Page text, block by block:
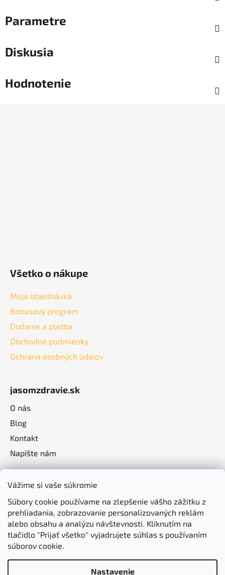
Vážime si vaše súkromie
Súbory cookie používame na zlepšenie vášho zážitku z
prehliadania, zobrazovanie personalizovaných reklám
alebo obsahu a analýzu návštevnosti. Kliknutím na
tlačidlo "Prijať všetko" vyjadrujete súhlas s používaním
súborov cookie.
Nastavenie
Parametre
Diskusia
Hodnotenie
Všetko o nákupe
Moja objednávka
Bonusový program
Dodanie a platba
Obchodné podmienky
Ochrana osobných údajov
jasomzdravie.sk
O nás
Blog
Kontakt
Napíšte nám